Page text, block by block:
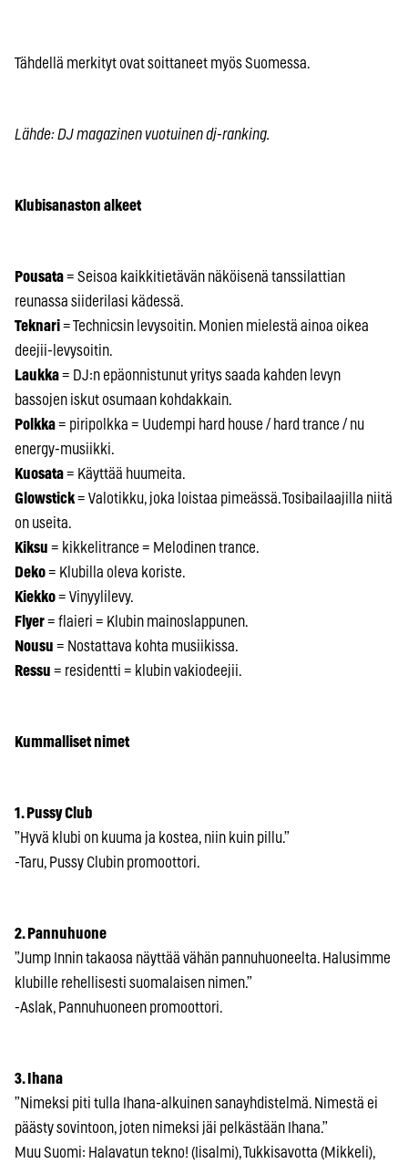
Tähdellä merkityt ovat soittaneet myös Suomessa.
Lähde: DJ magazinen vuotuinen dj-ranking.
Klubisanaston alkeet
Pousata= Seisoa kaikkitietävän näköisenä tanssilattian
reunassa siiderilasi kädessä.
Teknari= Technicsin levysoitin. Monien mielestä ainoa oikea
deejii-levysoitin.
Laukka= DJ:n epäonnistunut yritys saada kahden levyn
bassojen iskut osumaan kohdakkain.
Polkka= piripolkka = Uudempi hard house / hard trance / nu
energy-musiikki.
Kuosata= Käyttää huumeita.
Glowstick= Valotikku, joka loistaa pimeässä. Tosibailaajilla niitä
on useita.
Kiksu = kikkelitrance = Melodinen trance.
Deko= Klubilla oleva koriste.
Kiekko= Vinyylilevy.
Flyer= flaieri = Klubin mainoslappunen.
Nousu = Nostattava kohta musiikissa.
Ressu = residentti = klubin vakiodeejii.
Kummalliset nimet
1. Pussy Club
”Hyvä klubi on kuuma ja kostea, niin kuin pillu.”
-Taru, Pussy Clubin promoottori.
2. Pannuhuone
”Jump Innin takaosa näyttää vähän pannuhuoneelta. Halusimme
klubille rehellisesti suomalaisen nimen.”
-Aslak, Pannuhuoneen promoottori.
3. Ihana
”Nimeksi piti tulla Ihana-alkuinen sanayhdistelmä. Nimestä ei
päästy sovintoon, joten nimeksi jäi pelkästään Ihana.”
Muu Suomi: Halavatun tekno! (Iisalmi), Tukkisavotta (Mikkeli),